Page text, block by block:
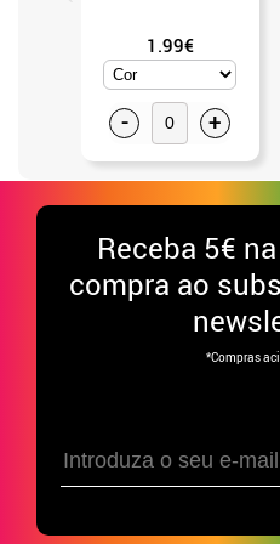
1.99€
- +
Receba 5€
compra ao
*Compras